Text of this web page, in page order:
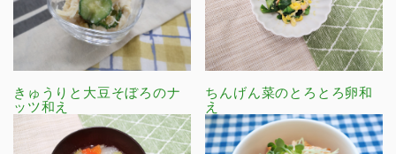
きゅうりと大豆そぼろのナ
ッツ和え
ちんげん菜のとろとろ卵和
え